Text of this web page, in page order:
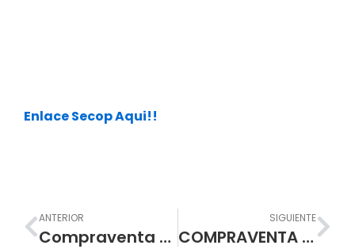
Enlace Secop Aqui!!
Prev
ANTERIOR
Compraventa de insumos y equipos eléctricos para la I.E.M. Escuela Normal Superior de Pasto.
SIGUIENTE
COMPRAVENTA DE ELEMENTOS Y EQUIPOS DE FERRETERÍA PARA GARANTIZAR CONDICIONES DE BIOSEGURIDAD EN LA I.E.M. ESCUELA NORMAL SUPERIOR DE PASTO